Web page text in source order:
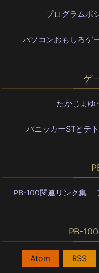
プログラムポ
パソコンおもしろゲ
ゲ
たかじょゆ
パニッカーSTとテ
PB-100関連リンク集
PB-
Atom RSS